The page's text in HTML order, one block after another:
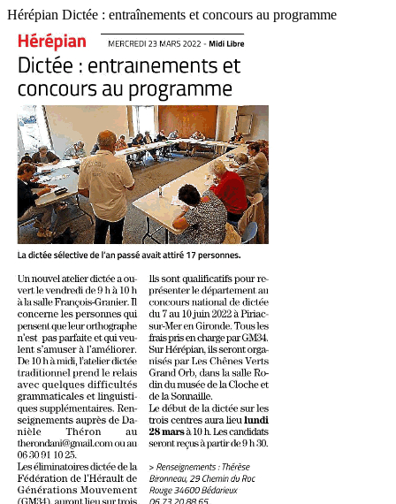
Hérépian Dictée : entraînements et concours au programme